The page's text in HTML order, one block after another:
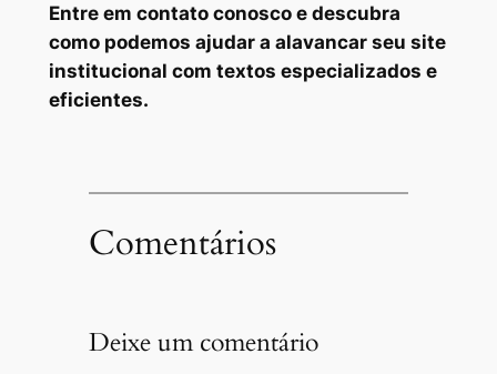
Entre em contato conosco e descubra
como podemos ajudar a alavancar seu site
institucional com textos especializados e
eficientes.
Comentários
Deixe um comentário